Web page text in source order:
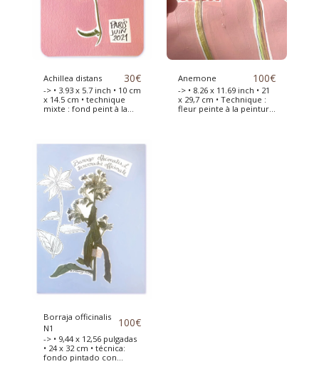
Achillea distans 30€
-> • 3.93 x 5.7 inch • 10 cm
x 14.5 cm • technique
mixte : fond peint à la
aquarelle 300g avec le
fond peint à la peinture
acrylique
Anemone 100€
-> • 8.26 x 11.69 inch • 21
x 29,7 cm • Technique :
fleur peinte à la peinture
Borraja officinalis
N1
100€
-> • 9,44 x 12,56 pulgadas
• 24 x 32 cm • técnica:
fondo pintado con